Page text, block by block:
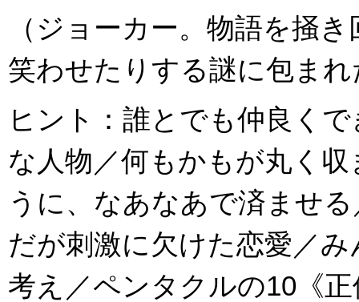
（ジョーカー。物語を掻
笑わせたりする謎に包ま
ヒント：誰とでも仲良く
な人物／何もかもが丸く
うに、なあなあで済ませ
だが刺激に欠けた恋愛／
考え／ペンタクルの10《